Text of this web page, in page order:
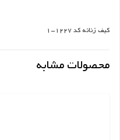
کیف زنانه کد 1227-1
محصولات مشابه